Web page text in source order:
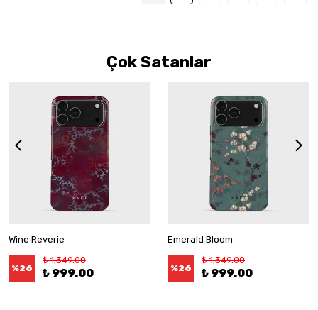
Çok Satanlar
Wine Reverie
%26
₺ 1,349.00
₺ 999.00
Emerald Bloom
%26
₺ 1,349.00
₺ 999.00